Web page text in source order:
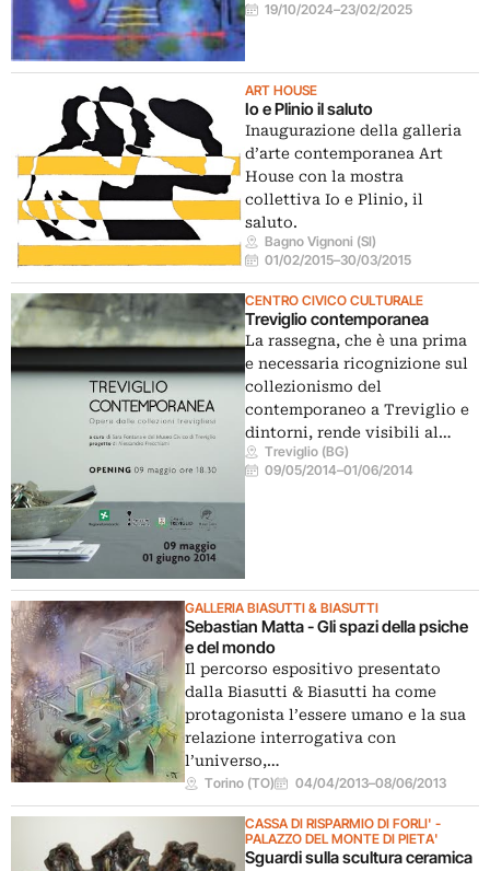
19/10/2024–23/02/2025
ART HOUSE
Io e Plinio il saluto
Inaugurazione della galleria
d’arte contemporanea Art
House con la mostra
collettiva Io e Plinio, il
saluto.
Bagno Vignoni (SI)
01/02/2015–30/03/2015
CENTRO CIVICO CULTURALE
Treviglio contemporanea
La rassegna, che è una prima
e necessaria ricognizione sul
collezionismo del
contemporaneo a Treviglio e
dintorni, rende visibili al…
Treviglio (BG)
09/05/2014–01/06/2014
GALLERIA BIASUTTI & BIASUTTI
Sebastian Matta - Gli spazi della psiche
e del mondo
Il percorso espositivo presentato
dalla Biasutti & Biasutti ha come
protagonista l’essere umano e la sua
relazione interrogativa con
l’universo,…
Torino (TO) 04/04/2013–08/06/2013
CASSA DI RISPARMIO DI FORLI' -
PALAZZO DEL MONTE DI PIETA'
Sguardi sulla scultura ceramica